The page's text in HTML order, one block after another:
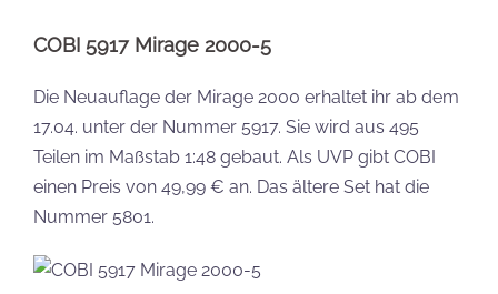
COBI 5917 Mirage 2000-5
Die Neuauflage der Mirage 2000 erhaltet ihr ab dem
17.04. unter der Nummer 5917. Sie wird aus 495
Teilen im Maßstab 1:48 gebaut. Als UVP gibt COBI
einen Preis von 49,99 € an. Das ältere Set hat die
Nummer 5801.